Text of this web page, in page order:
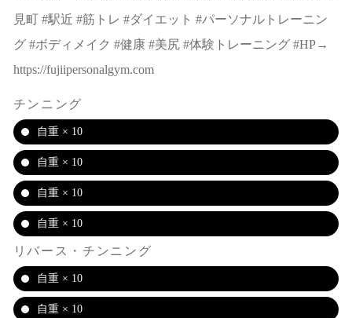
見町 #駅近 #筋トレ #ダイエット #パーソナルトレーニン
グ #ボディメイク #健康 #美尻 #体験トレーニング #HP→
https://fujiipersonalgym.com
チンニング
自重 × 10
自重 × 10
自重 × 10
自重 × 10
リバース・チンニング
自重 × 10
自重 × 10